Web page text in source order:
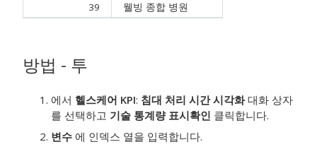
39
웰빙 종합 병원
방법 - 투
에서 헬스케어 KPI: 침대 처리 시간 시각화대화 상자
를 선택하고 기술 통계량 표시확인 클릭합니다.
변수 에 인덱스 열을 입력합니다.